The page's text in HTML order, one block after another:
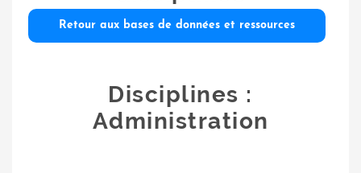
Retour aux bases de données et ressources
Disciplines :
Administration